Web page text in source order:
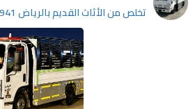
تخلص من الأثاث القديم بالرياض 0531863941